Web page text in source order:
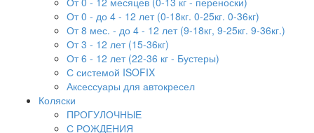
От 0 - до 4 - 12 лет (0-18кг. 0-25кг. 0-36кг)
От 8 мес. - до 4 - 12 лет (9-18кг, 9-25кг. 9-36кг.)
От 3 - 12 лет (15-36кг)
От 6 - 12 лет (22-36 кг - Бустеры)
С системой ISOFIX
Аксессуары для автокресел
Коляски
ПРОГУЛОЧНЫЕ
С РОЖДЕНИЯ